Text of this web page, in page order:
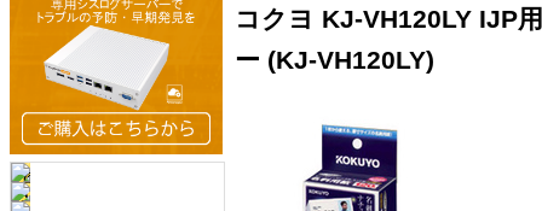
コクヨ KJ-VH120LY IJP
ー (KJ-VH120LY)